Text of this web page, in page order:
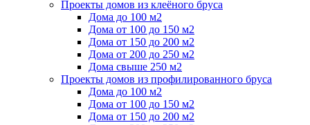
Проекты домов из клеёного бруса
Дома до 100 м2
Дома от 100 до 150 м2
Дома от 150 до 200 м2
Дома от 200 до 250 м2
Дома свыше 250 м2
Проекты домов из профилированного бруса
Дома до 100 м2
Дома от 100 до 150 м2
Дома от 150 до 200 м2